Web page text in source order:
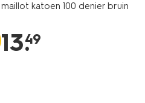
maillot katoen 100 denier bruin
13.
49